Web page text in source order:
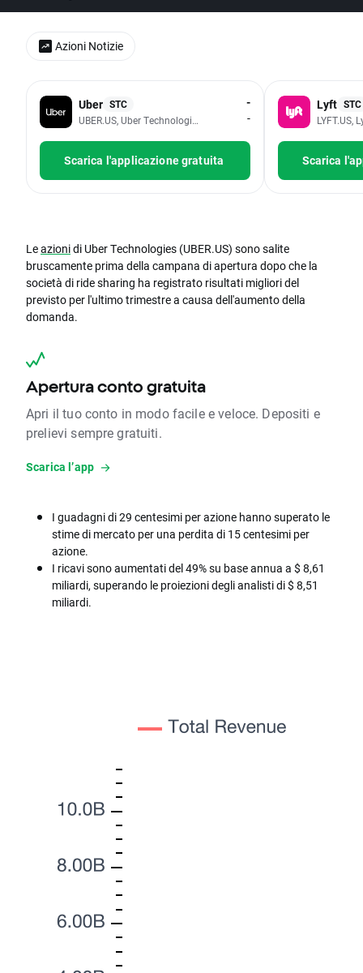
Uber STC
UBER.US, Uber Technologies Inc
-
-
Scarica l'applicazione gratuita
Lyft STC
LYFT.US,
Scarica
Leazionidi Uber Technologies (UBER.US) sono salite
bruscamente prima della campana di apertura dopo che la
società di ride sharing ha registrato risultati migliori del
previsto per l'ultimo trimestre a causa dell'aumento della
domanda.
Apertura conto gratuita
Apri il tuo conto in modo facile e veloce. Depositi e
prelievi sempre gratuiti.
Scarica l’app
I guadagni di 29 centesimi per azione hanno superato le
stime di mercato per una perdita di 15 centesimi per
azione.
I ricavi sono aumentati del 49% su base annua a $ 8,61
miliardi, superando le proiezioni degli analisti di $ 8,51
miliardi.
Azioni Notizie